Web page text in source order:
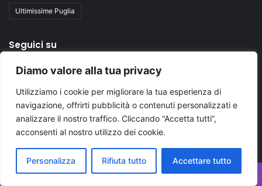
Diamo valore alla tua privacy
Utilizziamo i cookie per migliorare la tua esperienza di
navigazione, offrirti pubblicità o contenuti personalizzati e
analizzare il nostro traffico. Cliccando “Accetta tutti”,
acconsenti al nostro utilizzo dei cookie.
Personalizza Rifiuta tutto Accettare tutto
Ultimissime Puglia
Seguici su
Tube